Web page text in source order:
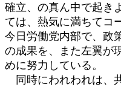
確立、の真ん中で起き
ては、熱気に満ちてコ
今日労働党内部で、政
の成果を、また左翼が
めに努力している。
同時にわれわれは、